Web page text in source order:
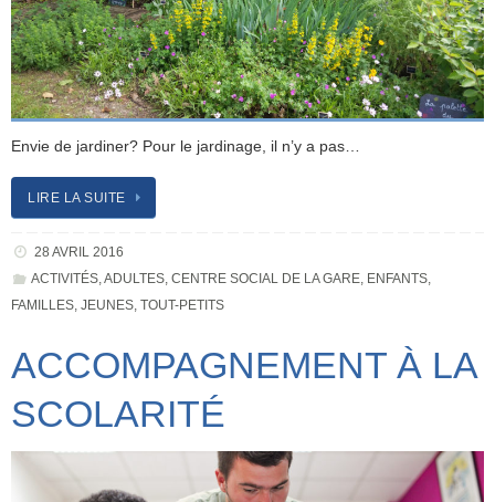
Envie de jardiner? Pour le jardinage, il n’y a pas…
LIRE LA SUITE
28 AVRIL 2016
ACTIVITÉS,ADULTES, CENTRE SOCIAL DE LA GARE, ENFANTS,
FAMILLES, JEUNES, TOUT-PETITS
ACCOMPAGNEMENT À LA
SCOLARITÉ